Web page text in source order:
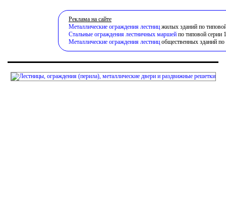
Реклама на сайте
Металлические ограждения лестниц жилых зданий по
Стальные ограждения лестничных маршей по типовой серии
Металлические ограждения лестниц общественных зданий